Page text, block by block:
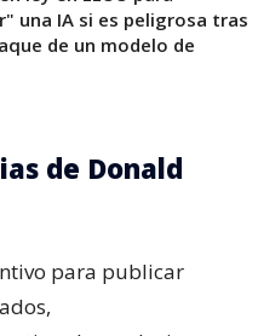
una IA si es peligrosa tras
de un modelo de
de Donald
para publicar